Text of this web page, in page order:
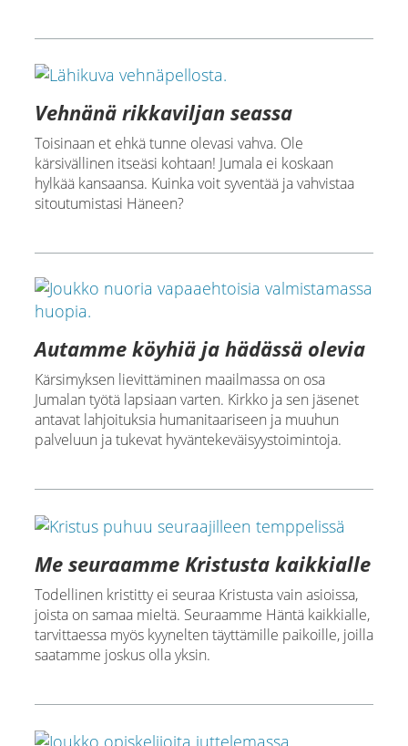
Vehnänä rikkaviljan seassa
Toisinaan et ehkä tunne olevasi vahva. Ole
kärsivällinen itseäsi kohtaan! Jumala ei koskaan
hylkää kansaansa. Kuinka voit syventää ja vahvistaa
sitoutumistasi Häneen?
Autamme köyhiä ja hädässä olevia
Kärsimyksen lievittäminen maailmassa on osa
Jumalan työtä lapsiaan varten. Kirkko ja sen jäsenet
antavat lahjoituksia humanitaariseen ja muuhun
palveluun ja tukevat hyväntekeväisyystoimintoja.
Me seuraamme Kristusta kaikkialle
Todellinen kristitty ei seuraa Kristusta vain asioissa,
joista on samaa mieltä. Seuraamme Häntä kaikkialle,
tarvittaessa myös kyynelten täyttämille paikoille, joilla
saatamme joskus olla yksin.